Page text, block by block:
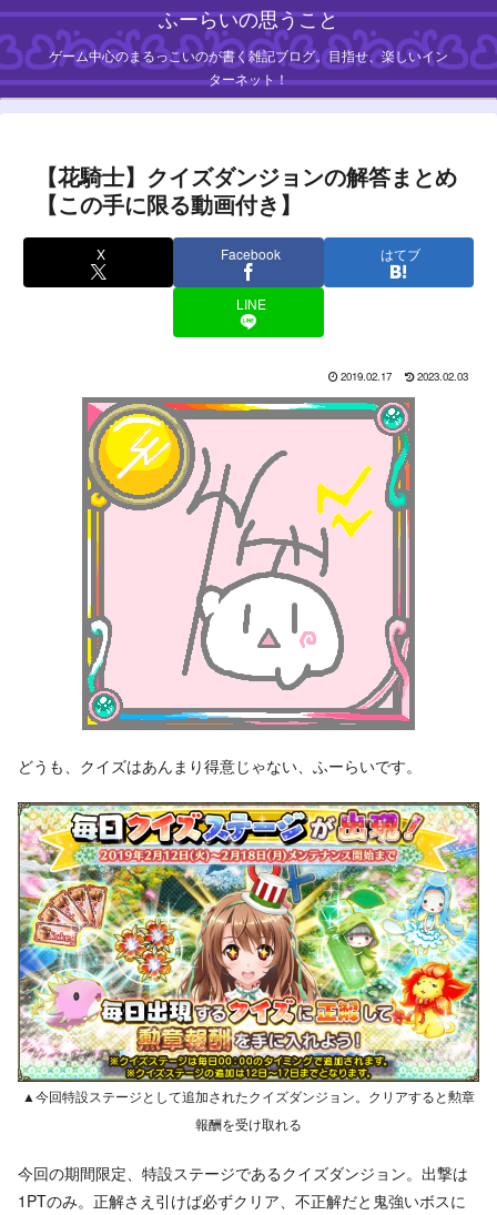
ふーらいの思うこと
ゲーム中心のまるっこいのが書く雑記ブログ。目指せ、楽しいイン
ターネット！
【花騎士】クイズダンジョンの解答まとめ
【この手に限る動画付き】
X Facebook はてブ
LINE
2019.02.17 2023.02.03
どうも、クイズはあんまり得意じゃない、ふーらいです。
▲今回特設ステージとして追加されたクイズダンジョン。クリアすると勲章
報酬を受け取れる
今回の期間限定、特設ステージであるクイズダンジョン。出撃は
1PTのみ。正解さえ引けば必ずクリア、不正解だと鬼強いボスに